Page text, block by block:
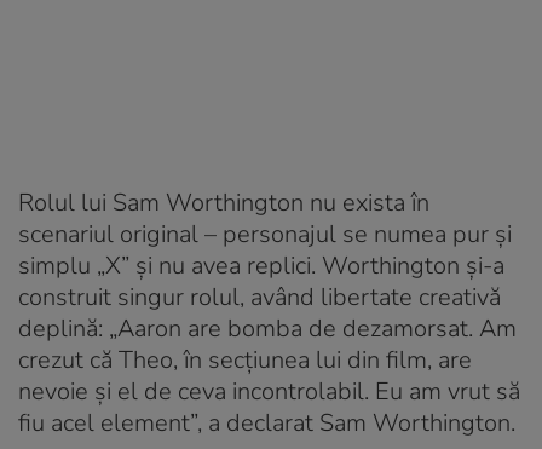
Rolul lui Sam Worthington nu exista în
scenariul original – personajul se numea pur și
simplu „X” și nu avea replici. Worthington și-a
construit singur rolul, având libertate creativă
deplină: „Aaron are bomba de dezamorsat. Am
crezut că Theo, în secțiunea lui din film, are
nevoie și el de ceva incontrolabil. Eu am vrut să
fiu acel element”, a declarat Sam Worthington.